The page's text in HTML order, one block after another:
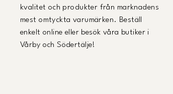
kvalitet och produkter från marknadens
mest omtyckta varumärken. Beställ
enkelt online eller besök våra butiker i
Vårby och Södertälje!